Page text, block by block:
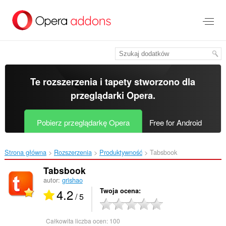
treści
Te rozszerzenia i tapety stworzono dla
przeglądarki Opera.
Pobierz przeglądarkę Opera Free for Android
Strona główna Rozszerzenia Produktywność Tabsbook‎
Tabsbook
autor: grishao
4.2/ 5 Twoja ocena
Całkowita liczba ocen: 100